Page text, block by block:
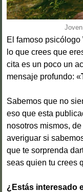
El famoso
lo que crees que
cita es un poco un
mensaje profundo: «
Sabemos que no
eso que esta
nosotros mismos,
averiguar si
que te sorprenda
seas quien tu crees
¿Estás interesado